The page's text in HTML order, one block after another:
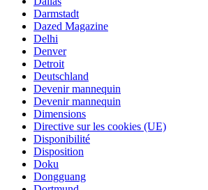
Darmstadt
Dazed Magazine
Delhi
Denver
Detroit
Deutschland
Devenir mannequin
Devenir mannequin
Dimensions
Directive sur les cookies (UE)
Disponibilité
Disposition
Doku
Dongguang